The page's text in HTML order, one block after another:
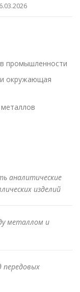
промышленности
окружающая
аналитические
изделий
металлом и
передовых